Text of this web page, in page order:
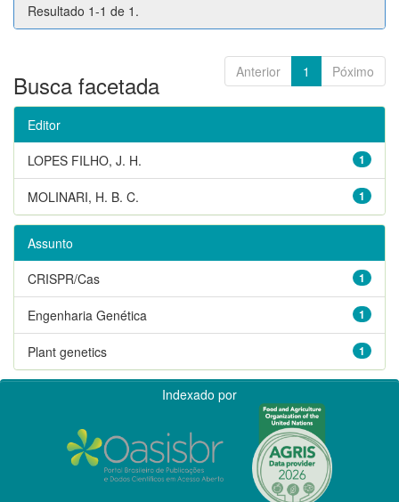
Resultado 1-1 de 1.
Anterior 1 Póximo
Busca facetada
Editor
1
LOPES FILHO, J. H.
1
MOLINARI, H. B. C.
Assunto
1
CRISPR/Cas
1
Engenharia Genética
1
Plant genetics
Indexado por